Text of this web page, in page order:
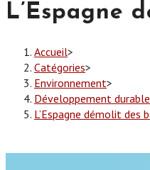
L’Espagne
Accueil>
Catégories>
Environnement>
Développement durable
L’Espagne démolit des